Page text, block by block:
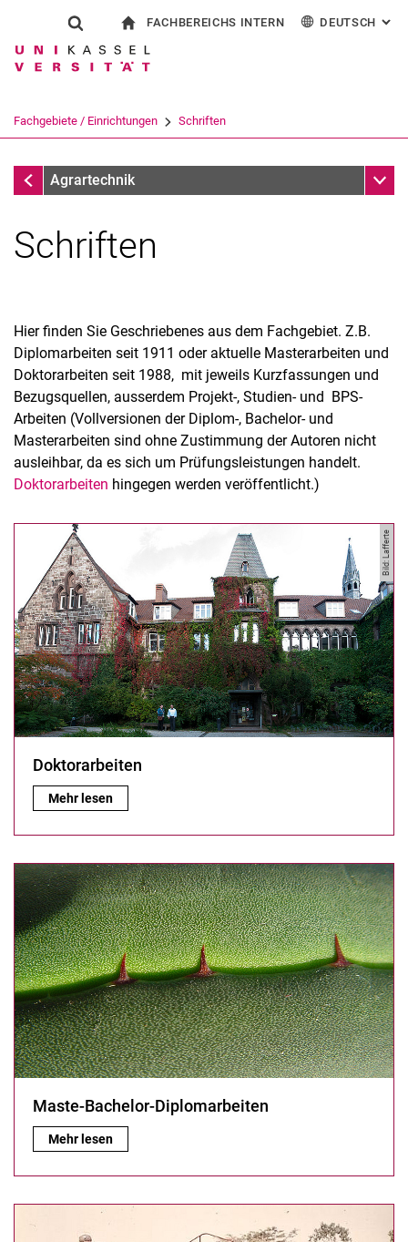
Springe direkt zu: Inhalt
Springe direkt zu: Suche
Springe direkt zu:
Suchformular
Suchbegriff
Suchen (öffnet externen Link in einem
FACHBEREICHS INTERN DEUTSCH :
Fachgebiete / Einrichtungen Schriften
Fachgebiete / Einrichtungen
Agrartechnik
Doktorarbeiten
Master-Bachelor-Diplomarbeiten
Projektarbeiten
Pressemitteilungen zum Fachgebiet
Buchveröffentlichungen
Schriften
Hier finden Sie Geschriebenes aus dem Fachgebiet. Z.B.
Diplomarbeiten seit 1911 oder aktuelle Masterarbeiten und
Doktorarbeiten seit 1988, mit jeweils Kurzfassungen und
Bezugsquellen, ausserdem Projekt-, Studien- und BPS-
Arbeiten (Vollversionen der Diplom-, Bachelor- und
Masterarbeiten sind ohne Zustimmung der Autoren nicht
ausleihbar, da es sich um Prüfungsleistungen handelt.
Doktorarbeiten hingegen werden veröffentlicht.)
Bild: Lafferte
Doktorarbeiten
Doktorarbeiten:
Mehr lesen
Maste-Bachelor-Diplomarbeiten
Maste-Bachelor-Diplomarbeiten:
Mehr lesen